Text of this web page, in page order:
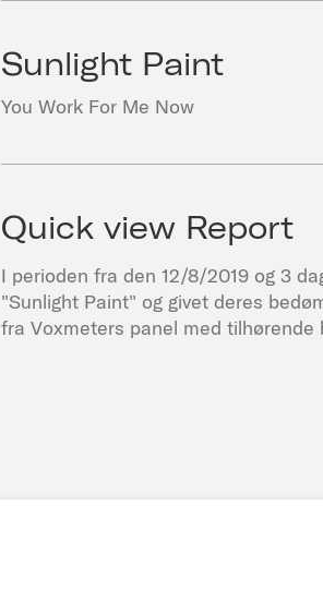
Sunlight Paint
You Work For Me Now
Quick view Report
I perioden fra den 12/8/2019 og 3
"Sunlight Paint" og givet deres
fra Voxmeters panel med